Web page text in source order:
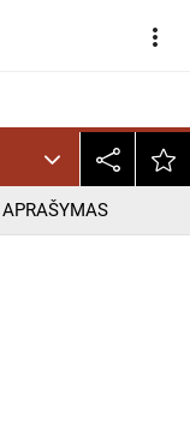
more_vert
APRAŠYMAS